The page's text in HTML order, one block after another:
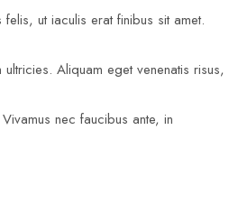
ut iaculis erat finibus sit amet.
Aliquam eget venenatis risus,
nec faucibus ante, in